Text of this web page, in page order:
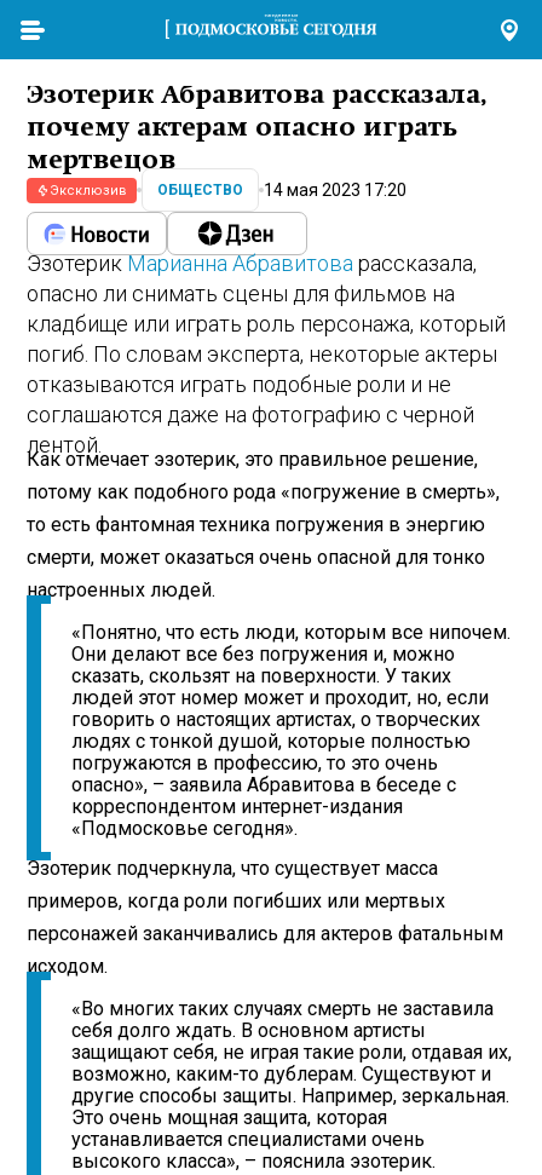
Эзотерик Абравитова рассказала,
почему актерам опасно играть
мертвецов
Эксклюзив ОБЩЕСТВО 14 мая 2023 17:20
ЭзотерикМарианна Абравитова рассказала,
опасно ли снимать сцены для фильмов на
кладбище или играть роль персонажа, который
погиб. По словам эксперта, некоторые актеры
отказываются играть подобные роли и не
соглашаются даже на фотографию с черной
лентой.
Как отмечает эзотерик, это правильное решение,
потому как подобного рода «погружение в смерть»,
то есть фантомная техника погружения в энергию
смерти, может оказаться очень опасной для тонко
настроенных людей.
«Понятно, что есть люди, которым все нипочем.
Они делают все без погружения и, можно
сказать, скользят на поверхности. У таких
людей этот номер может и проходит, но, если
говорить о настоящих артистах, о творческих
людях с тонкой душой, которые полностью
погружаются в профессию, то это очень
опасно», – заявила Абравитова в беседе с
корреспондентом интернет-издания
«Подмосковье сегодня».
Эзотерик подчеркнула, что существует масса
примеров, когда роли погибших или мертвых
персонажей заканчивались для актеров фатальным
исходом.
«Во многих таких случаях смерть не заставила
себя долго ждать. В основном артисты
защищают себя, не играя такие роли, отдавая их,
возможно, каким-то дублерам. Существуют и
другие способы защиты. Например, зеркальная.
Это очень мощная защита, которая
устанавливается специалистами очень
высокого класса», – пояснила эзотерик.